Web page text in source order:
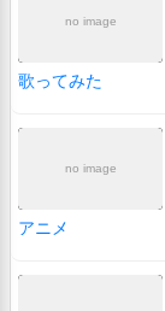
no image
歌ってみた
no image
アニメ